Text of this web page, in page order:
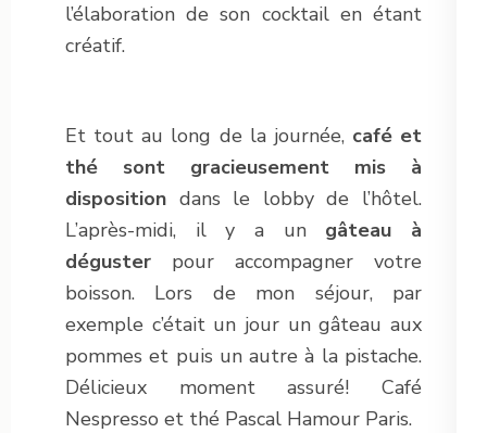
l’élaboration de son cocktail en étant
créatif.
Et tout au long de la journée, café et
thé sont gracieusement mis à
disposition dans le lobby de l’hôtel.
L’après-midi, il y a ungâteau à
déguster pour accompagner votre
boisson. Lors de mon séjour, par
exemple c’était un jour un gâteau aux
pommes et puis un autre à la pistache.
Délicieux moment assuré! Café
Nespresso et thé Pascal Hamour Paris.